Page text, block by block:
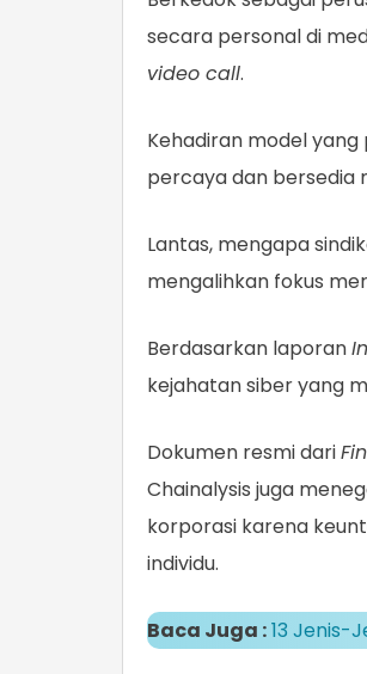
secara personal di
video call.
Kehadiran model
percaya dan bersedia
Lantas, mengapa
mengalihkan fokus
Berdasarkan laporan
kejahatan siber yang
Dokumen resmi dari
Chainalysis juga
korporasi karena
individu.
Baca Juga :13 Jenis-